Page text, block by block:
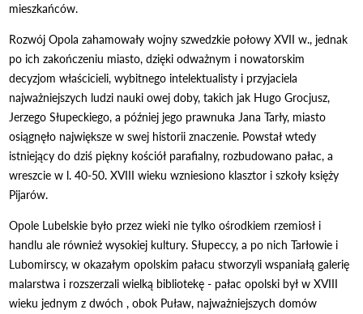
mieszkańców.
Rozwój Opola zahamowały wojny szwedzkie połowy XVII w., jednak
po ich zakończeniu miasto, dzięki odważnym i nowatorskim
decyzjom właścicieli, wybitnego intelektualisty i przyjaciela
najważniejszych ludzi nauki owej doby, takich jak Hugo Grocjusz,
Jerzego Słupeckiego, a później jego prawnuka Jana Tarły, miasto
osiągnęło największe w swej historii znaczenie. Powstał wtedy
istniejący do dziś piękny kościół parafialny, rozbudowano pałac, a
wreszcie w l. 40-50. XVIII wieku wzniesiono klasztor i szkoły księży
Pijarów.
Opole Lubelskie było przez wieki nie tylko ośrodkiem rzemiosł i
handlu ale również wysokiej kultury. Słupeccy, a po nich Tarłowie i
Lubomirscy, w okazałym opolskim pałacu stworzyli wspaniałą galerię
malarstwa i rozszerzali wielką bibliotekę - pałac opolski był w XVIII
wieku jednym z dwóch , obok Puław, najważniejszych domów